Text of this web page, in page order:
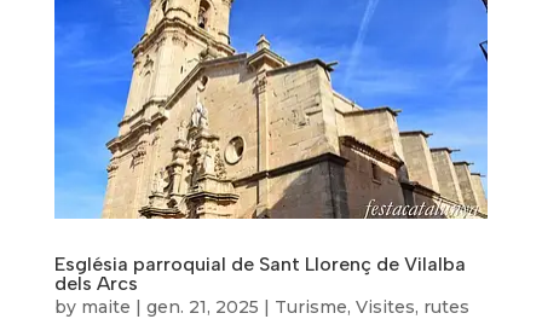
Església parroquial de Sant Llorenç de Vilalba
dels Arcs
by maite | gen. 21, 2025 | Turisme, Visites, rutes